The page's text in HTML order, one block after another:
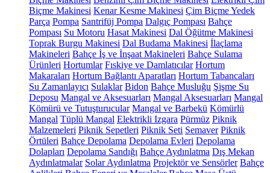
Biçme Makinesi Kenar Kesme Makinesi Çim Biçme Yedek
Parça Pompa Santrifüj Pompa Dalgıç Pompası Bahçe
Pompası Su Motoru Hasat Makinesi Dal Öğütme Makinesi
Toprak Burgu Makinesi Dal Budama Makinesi İlaçlama
Makineleri Bahçe İş ve İnşaat Makineleri Bahçe Sulama
Ürünleri Hortumlar Fıskiye ve Damlatıcılar Hortum
Makaraları Hortum Bağlantı Aparatları Hortum Tabancaları
Su Zamanlayıcı Sulaklar Bidon Bahçe Musluğu Şişme Su
Deposu Mangal ve Aksesuarları Mangal Aksesuarları Mangal
Kömürü ve Tutuşturucular Mangal ve Barbekü Kömürlü
Mangal Tüplü Mangal Elektrikli Izgara Pürmüz Piknik
Malzemeleri Piknik Sepetleri Piknik Seti Semaver Piknik
Örtüleri Bahçe Depolama Depolama Evleri Depolama
Dolapları Depolama Sandığı Bahçe Aydınlatma Dış Mekan
Aydınlatmalar Solar Aydınlatma Projektör ve Sensörler Bahçe